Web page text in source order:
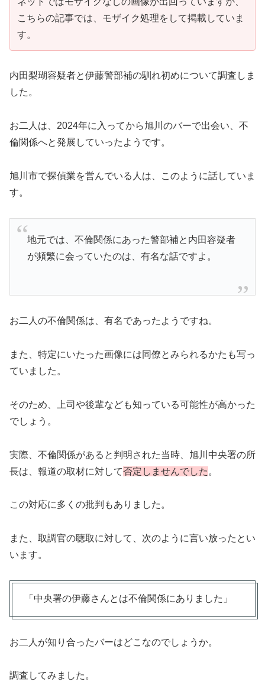
こちらの記事では、モザイク処理をして掲載していま
す。
内田梨瑚容疑者と伊藤警部補の馴れ初めについて調査しま
した。
お二人は、2024年に入ってから旭川のバーで出会い、不
倫関係へと発展していったようです。
旭川市で探偵業を営んでいる人は、このように話していま
す。
地元では、不倫関係にあった警部補と内田容疑者
が頻繁に会っていたのは、有名な話ですよ。
お二人の不倫関係は、有名であったようですね。
また、特定にいたった画像には同僚とみられるかたも写っ
ていました。
そのため、上司や後輩なども知っている可能性が高かった
でしょう。
実際、不倫関係があると判明された当時、旭川中央署の所
長は、報道の取材に対して否定しませんでした 。
この対応に多くの批判もありました。
また、取調官の聴取に対して、次のように言い放ったとい
います。
「中央署の伊藤さんとは不倫関係にありました」
お二人が知り合ったバーはどこなのでしょうか。
調査してみました。